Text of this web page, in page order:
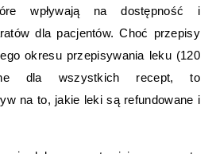
wpływają na dostępność i
dla pacjentów. Choć przepisy
okresu przepisywania leku (120
dla wszystkich recept, to
na to, jakie leki są refundowane i